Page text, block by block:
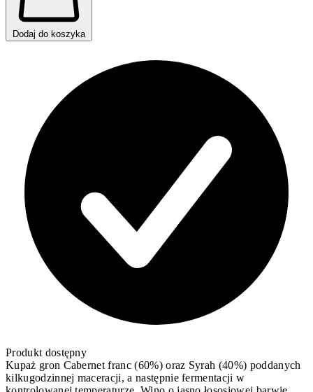
Dodaj do koszyka
Produkt dostępny
Kupaż gron Cabernet franc (60%) oraz Syrah (40%) poddanych
kilkugodzinnej maceracji, a następnie fermentacji w